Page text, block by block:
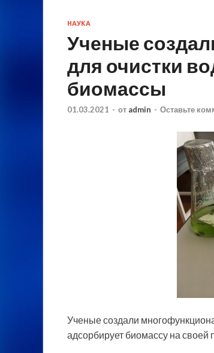
НАУКА
Ученые
для очистки
биомассы
01.03.2021 - от admin - Оставьте
Ученые создали
адсорбирует биомассу на